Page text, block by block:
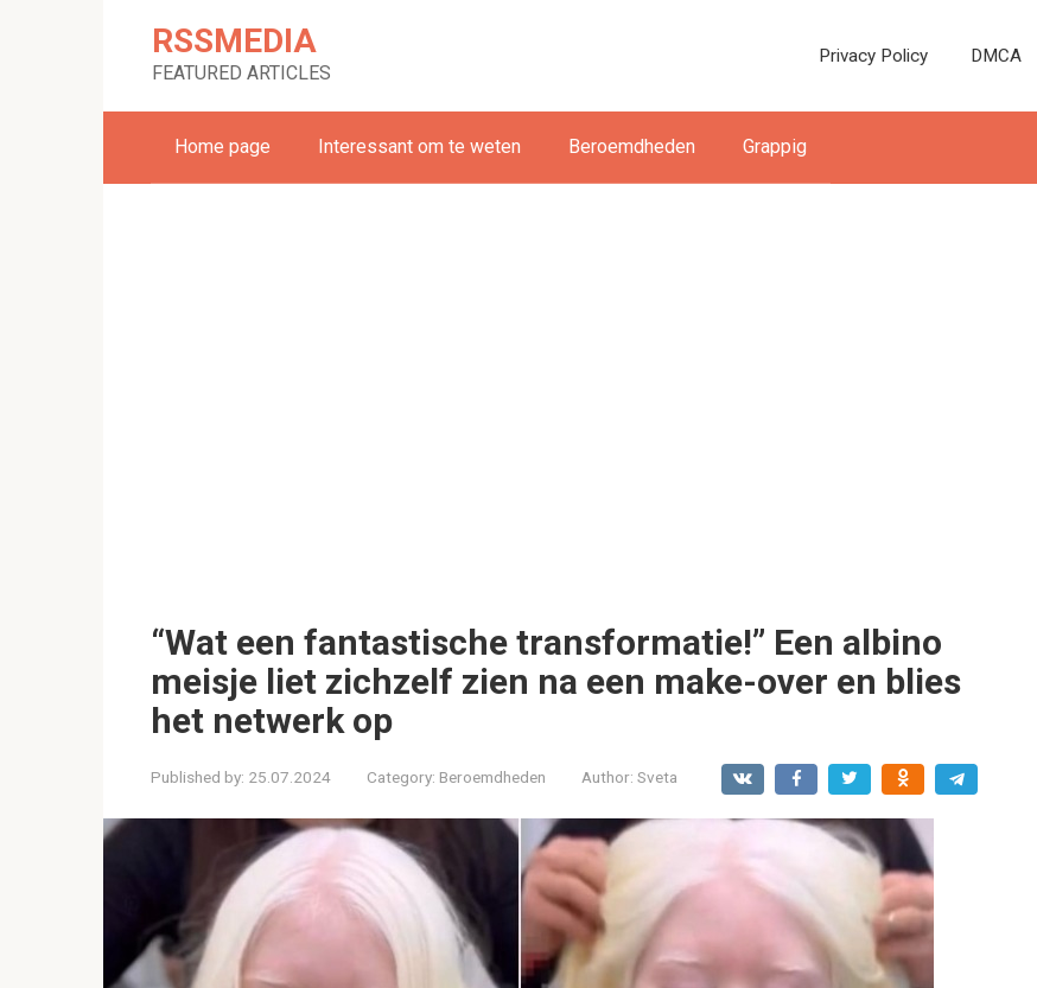
RSSMEDIA
FEATURED ARTICLES
Privacy Policy DMCA
Home page Interessant om te weten Beroemdheden Grappig
“Wat een fantastische transformatie!” Een albino
meisje liet zichzelf zien na een make-over en blies
het netwerk op
Published by: 25.07.2024 Category: Beroemdheden Author: Sveta